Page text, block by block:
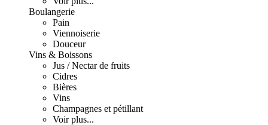
Boulangerie
Pain
Viennoiserie
Douceur
Vins & Boissons
Jus / Nectar de fruits
Cidres
Bières
Vins
Champagnes et pétillant
Voir plus...